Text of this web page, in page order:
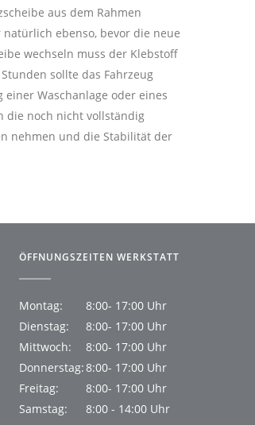
aus dem Rahmen
ebenso, bevor die neue
wechseln muss der Klebstoff
sollte das Fahrzeug
Waschanlage oder eines
die noch nicht vollständig
nehmen und die Stabilität der
ÖFFNUNGSZEITEN WERKSTATT
Montag:
8:00- 17:00 Uhr
Dienstag:
8:00- 17:00 Uhr
Mittwoch:
8:00- 17:00 Uhr
Donnerstag:8:00- 17:00 Uhr
Freitag:
8:00- 17:00 Uhr
Samstag:
8:00 - 14:00 Uhr